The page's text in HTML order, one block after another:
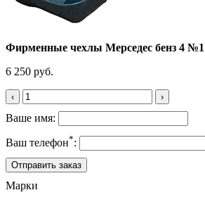
Фирменные чехлы Мерседес бенз 4 №1
6 250 руб.
‹ ›
Ваше имя:
Ваш телефон*:
Марки